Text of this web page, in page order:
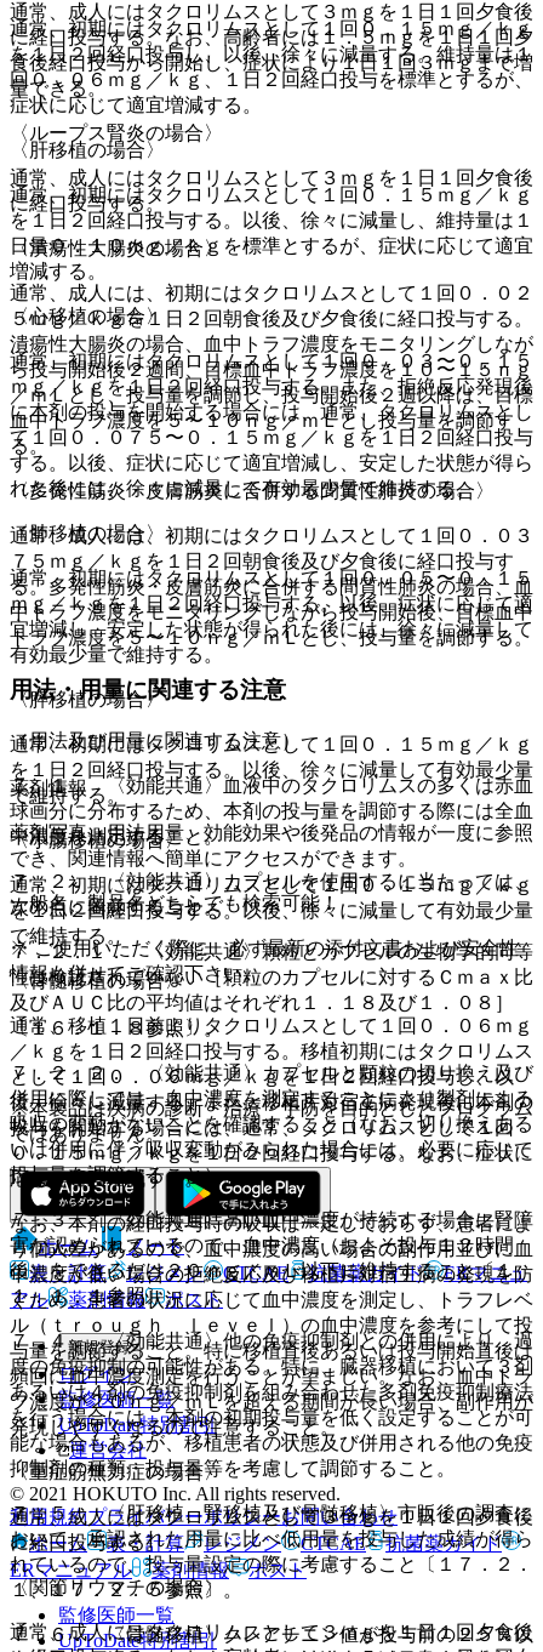
通常、成人にはタクロリムスとして３ｍｇを１日１回夕食後
に経口投与する。なお、高齢者には１．５ｍｇを１日１回夕
食後経口投与から開始し、症状により１日１回３ｍｇまで増
量できる。
〈ループス腎炎の場合〉
通常、成人にはタクロリムスとして３ｍｇを１日１回夕食後
に経口投与する。
〈潰瘍性大腸炎の場合〉
通常、成人には、初期にはタクロリムスとして１回０．０２
５ｍｇ／ｋｇを１日２回朝食後及び夕食後に経口投与する。
潰瘍性大腸炎の場合、血中トラフ濃度をモニタリングしなが
ら投与開始後２週間、目標血中トラフ濃度を１０〜１５ｎｇ
／ｍＬとし、投与量を調節し、投与開始後２週以降は、目標
血中トラフ濃度を５〜１０ｎｇ／ｍＬとし投与量を調節す
る。
〈多発性筋炎・皮膚筋炎に合併する間質性肺炎の場合〉
通常、成人には、初期にはタクロリムスとして１回０．０３
７５ｍｇ／ｋｇを１日２回朝食後及び夕食後に経口投与す
る。多発性筋炎・皮膚筋炎に合併する間質性肺炎の場合、血
中トラフ濃度をモニタリングしながら投与開始後、目標血中
トラフ濃度を５〜１０ｎｇ／ｍＬとし、投与量を調節する。
用法・用量に関連する注意
（用法及び用量に関連する注意）
７．１． 〈効能共通〉血液中のタクロリムスの多くは赤血
球画分に分布するため、本剤の投与量を調節する際には全血
中濃度を測定すること。
７．２． 〈効能共通〉カプセルを使用するに当たっては、
次の点に留意すること。
７．２．１． 〈効能共通〉顆粒とカプセルの生物学的同等
性は検証されていない［顆粒のカプセルに対するＣｍａｘ比
及びＡＵＣ比の平均値はそれぞれ１．１８及び１．０８］
〔１６．１．８参照〕。
７．２．２． 〈効能共通〉カプセルと顆粒の切り換え及び
併用に際しては、血中濃度を測定することにより製剤による
吸収の変動がないことを確認すること（なお、切り換えある
いは併用に伴う吸収変動がみられた場合には、必要に応じて
投与量を調節すること）。
７．３． 〈効能共通〉高い血中濃度が持続する場合に腎障
害が認められているので、血中濃度（およそ投与１２時間
後）をできるだけ２０ｎｇ／ｍＬ以下に維持すること〔１
１．１．１参照〕。
７．４． 〈効能共通〉他の免疫抑制剤との併用により、過
度の免疫抑制の可能性がある。特に、臓器移植において３剤
あるいは４剤の免疫抑制剤を組み合わせた多剤免疫抑制療法
を行う場合には、本剤の初期投与量を低く設定することが可
能な場合もあるが、移植患者の状態及び併用される他の免疫
抑制剤の種類・投与量等を考慮して調節すること。
７．５． 〈肝移植、腎移植及び骨髄移植〉市販後の調査に
おいて、承認された用量に比べ低用量を投与した成績が得ら
れているので、投与量設定の際に考慮すること〔１７．２．
１、１７．２．５参照〕。
７．６． 〈骨髄移植〉クレアチニン値が投与前の２５％以
通常、初期にはタクロリムスとして１回０．１５ｍｇ／ｋｇ
を１日２回経口投与し、以後、徐々に減量する。維持量は１
回０．０６ｍｇ／ｋｇ、１日２回経口投与を標準とするが、
症状に応じて適宜増減する。
〈肝移植の場合〉
通常、初期にはタクロリムスとして１回０．１５ｍｇ／ｋｇ
を１日２回経口投与する。以後、徐々に減量し、維持量は１
日量０．１０ｍｇ／ｋｇを標準とするが、症状に応じて適宜
増減する。
〈心移植の場合〉
通常、初期にはタクロリムスとして１回０．０３〜０．１５
ｍｇ／ｋｇを１日２回経口投与する。また、拒絶反応発現後
に本剤の投与を開始する場合には、通常、タクロリムスとし
て１回０．０７５〜０．１５ｍｇ／ｋｇを１日２回経口投与
する。以後、症状に応じて適宜増減し、安定した状態が得ら
れた後には、徐々に減量して有効最少量で維持する。
〈肺移植の場合〉
通常、初期にはタクロリムスとして１回０．０５〜０．１５
ｍｇ／ｋｇを１日２回経口投与する。以後、症状に応じて適
宜増減し、安定した状態が得られた後には、徐々に減量して
有効最少量で維持する。
〈膵移植の場合〉
通常、初期にはタクロリムスとして１回０．１５ｍｇ／ｋｇ
を１日２回経口投与する。以後、徐々に減量して有効最少量
で維持する。
〈小腸移植の場合〉
通常、初期にはタクロリムスとして１回０．１５ｍｇ／ｋｇ
を１日２回経口投与する。以後、徐々に減量して有効最少量
で維持する。
〈骨髄移植の場合〉
通常、移植１日前よりタクロリムスとして１回０．０６ｍｇ
／ｋｇを１日２回経口投与する。移植初期にはタクロリムス
として１回０．０６ｍｇ／ｋｇを１日２回経口投与し、以
後、徐々に減量する。また、移植片対宿主病発現後に本剤の
投与を開始する場合には、通常、タクロリムスとして１回
０．１５ｍｇ／ｋｇを１日２回経口投与する。なお、症状に
応じて適宜増減する。
なお、本剤の経口投与時の吸収は一定しておらず、患者によ
り個人差があるので、血中濃度の高い場合の副作用並びに血
中濃度が低い場合の拒絶反応及び移植片対宿主病の発現を防
ぐため、患者の状況に応じて血中濃度を測定し、トラフレベ
ル（ｔｒｏｕｇｈ ｌｅｖｅｌ）の血中濃度を参考にして投
与量を調節すること。特に移植直後あるいは投与開始直後は
頻回に血中濃度測定を行うことが望ましい。なお、血中トラ
フ濃度が２０ｎｇ／ｍＬを超える期間が長い場合、副作用が
発現しやすくなるので注意すること。
〈重症筋無力症の場合〉
通常、成人にはタクロリムスとして３ｍｇを１日１回夕食後
に経口投与する。
〈関節リウマチの場合〉
通常、成人にはタクロリムスとして３ｍｇを１日１回夕食後
薬剤情報
薬剤写真、用法用量、効能効果や後発品の情報が一度に参照
でき、関連情報へ簡単にアクセスができます。
一般名、製品名どちらでも検索可能！
※ ご使用いただく際に、必ず最新の添付文書および安全性
情報も併せてご確認下さい。
※本製品は疾病の診断・治療・予防を目的としたプログラム
ではありません。
ホーム
ノート
表・計算
レジメン CTCAE 抗菌薬ガイド
ERマニュ
アル
薬剤情報 ポスト
新規登録
ログイン
監修医師一覧
UpToDate特別割引
運営会社
© 2021 HOKUTO Inc. All rights reserved.
利用規約プライバシーポリシーお問い合わせ
ホーム
表・計算 レジメン CTCAE
抗菌薬ガイド
ERマニュアル
薬剤情報 ポスト
監修医師一覧
UpToDate特別割引